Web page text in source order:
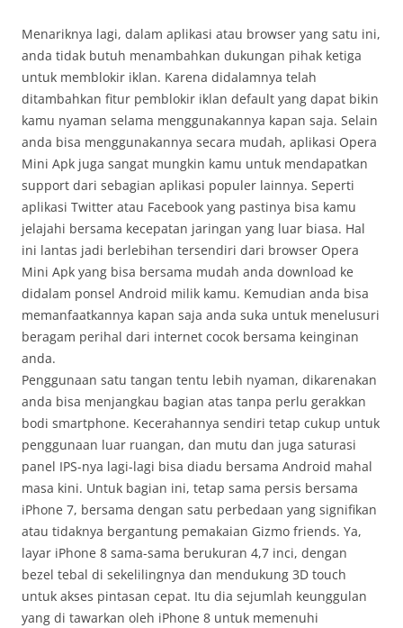
Menariknya lagi, dalam aplikasi atau browser yang satu ini,
anda tidak butuh menambahkan dukungan pihak ketiga
untuk memblokir iklan. Karena didalamnya telah
ditambahkan fitur pemblokir iklan default yang dapat bikin
kamu nyaman selama menggunakannya kapan saja. Selain
anda bisa menggunakannya secara mudah, aplikasi Opera
Mini Apk juga sangat mungkin kamu untuk mendapatkan
support dari sebagian aplikasi populer lainnya. Seperti
aplikasi Twitter atau Facebook yang pastinya bisa kamu
jelajahi bersama kecepatan jaringan yang luar biasa. Hal
ini lantas jadi berlebihan tersendiri dari browser Opera
Mini Apk yang bisa bersama mudah anda download ke
didalam ponsel Android milik kamu. Kemudian anda bisa
memanfaatkannya kapan saja anda suka untuk menelusuri
beragam perihal dari internet cocok bersama keinginan
anda.
Penggunaan satu tangan tentu lebih nyaman, dikarenakan
anda bisa menjangkau bagian atas tanpa perlu gerakkan
bodi smartphone. Kecerahannya sendiri tetap cukup untuk
penggunaan luar ruangan, dan mutu dan juga saturasi
panel IPS-nya lagi-lagi bisa diadu bersama Android mahal
masa kini. Untuk bagian ini, tetap sama persis bersama
iPhone 7, bersama dengan satu perbedaan yang signifikan
atau tidaknya bergantung pemakaian Gizmo friends. Ya,
layar iPhone 8 sama-sama berukuran 4,7 inci, dengan
bezel tebal di sekelilingnya dan mendukung 3D touch
untuk akses pintasan cepat. Itu dia sejumlah keunggulan
yang di tawarkan oleh iPhone 8 untuk memenuhi